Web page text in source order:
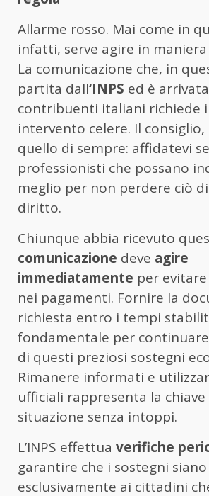
Allarme rosso. Mai come in
infatti, serve agire in
La comunicazione che, in
partita dall‘INPS ed è
contribuenti italiani richiede
intervento celere. Il
quello di sempre: affidatevi
professionisti che possano
meglio per non perdere ciò
diritto.
Chiunque abbia ricevuto
comunicazione deve agire
immediatamente per
nei pagamenti. Fornire la
richiesta entro i tempi
fondamentale per
di questi preziosi sostegni
Rimanere informati e
ufficiali rappresenta la
situazione senza intoppi.
L’INPS effettua verifiche
garantire che i sostegni
esclusivamente ai cittadini